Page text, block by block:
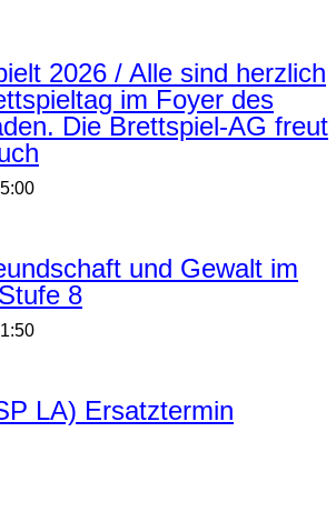
2026 / Alle sind herzlich
im Foyer des
Die Brettspiel-AG freut
und Gewalt im
8
LA) Ersatztermin